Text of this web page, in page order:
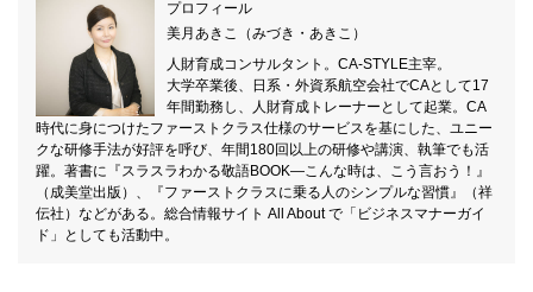
プロフィール
美月あきこ（みづき・あきこ）
人財育成コンサルタント。CA-STYLE主宰。
大学卒業後、日系・外資系航空会社でCAとして17
年間勤務し、人財育成トレーナーとして起業。CA
時代に身につけたファーストクラス仕様のサービスを基にした、ユニー
クな研修手法が好評を呼び、年間180回以上の研修や講演、執筆でも活
躍。著書に『スラスラわかる敬語BOOK―こんな時は、こう言おう！』
（成美堂出版）、『ファーストクラスに乗る人のシンプルな習慣』（祥
伝社）などがある。総合情報サイト All About で「ビジネスマナーガイ
ド」としても活動中。